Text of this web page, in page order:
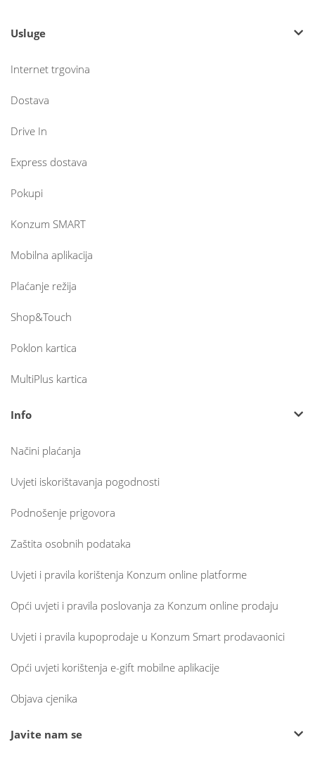
Usluge
Internet trgovina
Dostava
Drive In
Express dostava
Pokupi
Konzum SMART
Mobilna aplikacija
Plaćanje režija
Shop&Touch
Poklon kartica
MultiPlus kartica
Info
Načini plaćanja
Uvjeti iskorištavanja pogodnosti
Podnošenje prigovora
Zaštita osobnih podataka
Uvjeti i pravila korištenja Konzum online platforme
Opći uvjeti i pravila poslovanja za Konzum online prodaju
Uvjeti i pravila kupoprodaje u Konzum Smart prodavaonici
Opći uvjeti korištenja e-gift mobilne aplikacije
Objava cjenika
Javite nam se